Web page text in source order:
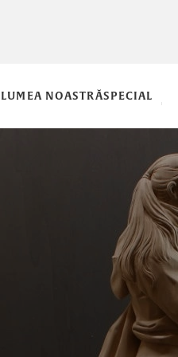
LUMEA NOASTRĂSPECIAL